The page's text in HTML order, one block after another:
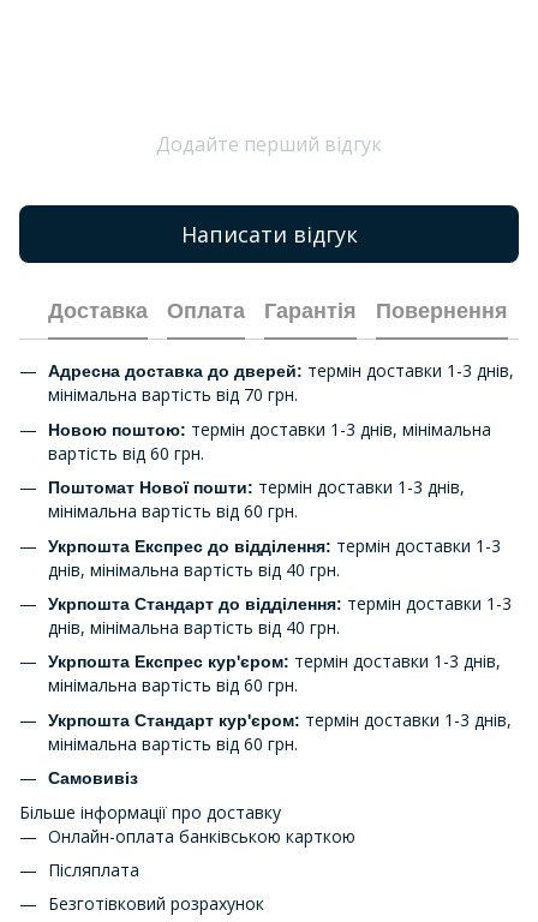
Додайте перший відгук
Написати відгук
Доставка Оплата Гарантія Повернення
Адресна доставка до дверей: термін доставки 1-3 днів,
мінімальна вартість від 70 грн.
Новою поштою: термін доставки 1-3 днів, мінімальна
вартість від 60 грн.
Поштомат Нової пошти: термін доставки 1-3 днів,
мінімальна вартість від 60 грн.
Укрпошта Експрес до відділення: термін доставки 1-3
днів, мінімальна вартість від 40 грн.
Укрпошта Стандарт до відділення: термін доставки 1-3
днів, мінімальна вартість від 40 грн.
Укрпошта Експрес кур'єром: термін доставки 1-3 днів,
мінімальна вартість від 60 грн.
Укрпошта Стандарт кур'єром: термін доставки 1-3 днів,
мінімальна вартість від 60 грн.
Самовивіз
Більше інформації про доставку
Онлайн-оплата банківською карткою
Післяплата
Безготівковий розрахунок